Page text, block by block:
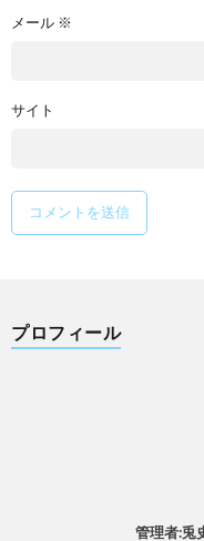
メール ※
サイト
プロフィール
管理者:兎